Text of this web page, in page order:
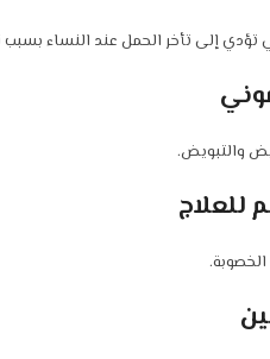
إلى تأخر الحمل عند النساء بسبب
والتبويض.
للعلاج